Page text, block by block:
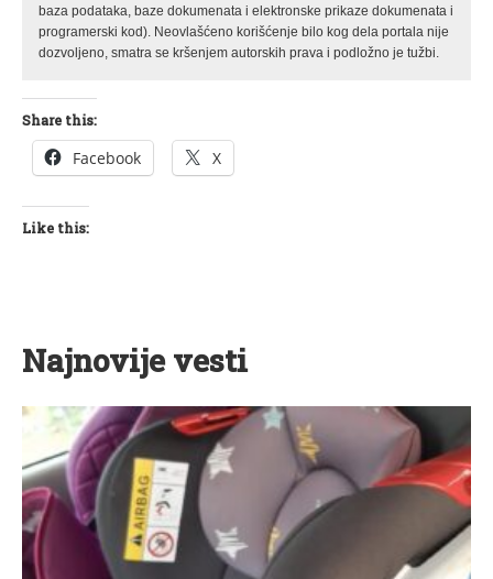
baza podataka, baze dokumenata i elektronske prikaze dokumenata i
programerski kod). Neovlašćeno korišćenje bilo kog dela portala nije
dozvoljeno, smatra se kršenjem autorskih prava i podložno je tužbi.
Share this:
Facebook X
Like this:
Najnovije vesti